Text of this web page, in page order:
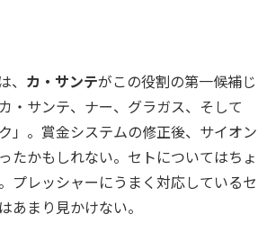
、 カ・サンテがこの役割の第一候補じ
・サンテ、ナー、グラガス、そして
」。賞金システムの修正後、サイオン
たかもしれない。セトについてはちょ
プレッシャーにうまく対応しているセ
あまり見かけない。